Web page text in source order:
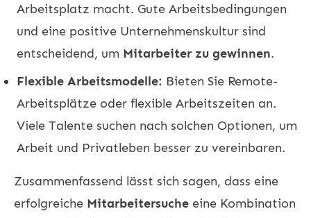
Arbeitsplatz macht. Gute Arbeitsbedingungen
und eine positive Unternehmenskultur sind
entscheidend, um Mitarbeiter zu gewinnen.
Flexible Arbeitsmodelle: Bieten Sie Remote-
Arbeitsplätze oder flexible Arbeitszeiten an.
Viele Talente suchen nach solchen Optionen, um
Arbeit und Privatleben besser zu vereinbaren.
Zusammenfassend lässt sich sagen, dass eine
erfolgreiche Mitarbeitersuche eine Kombination